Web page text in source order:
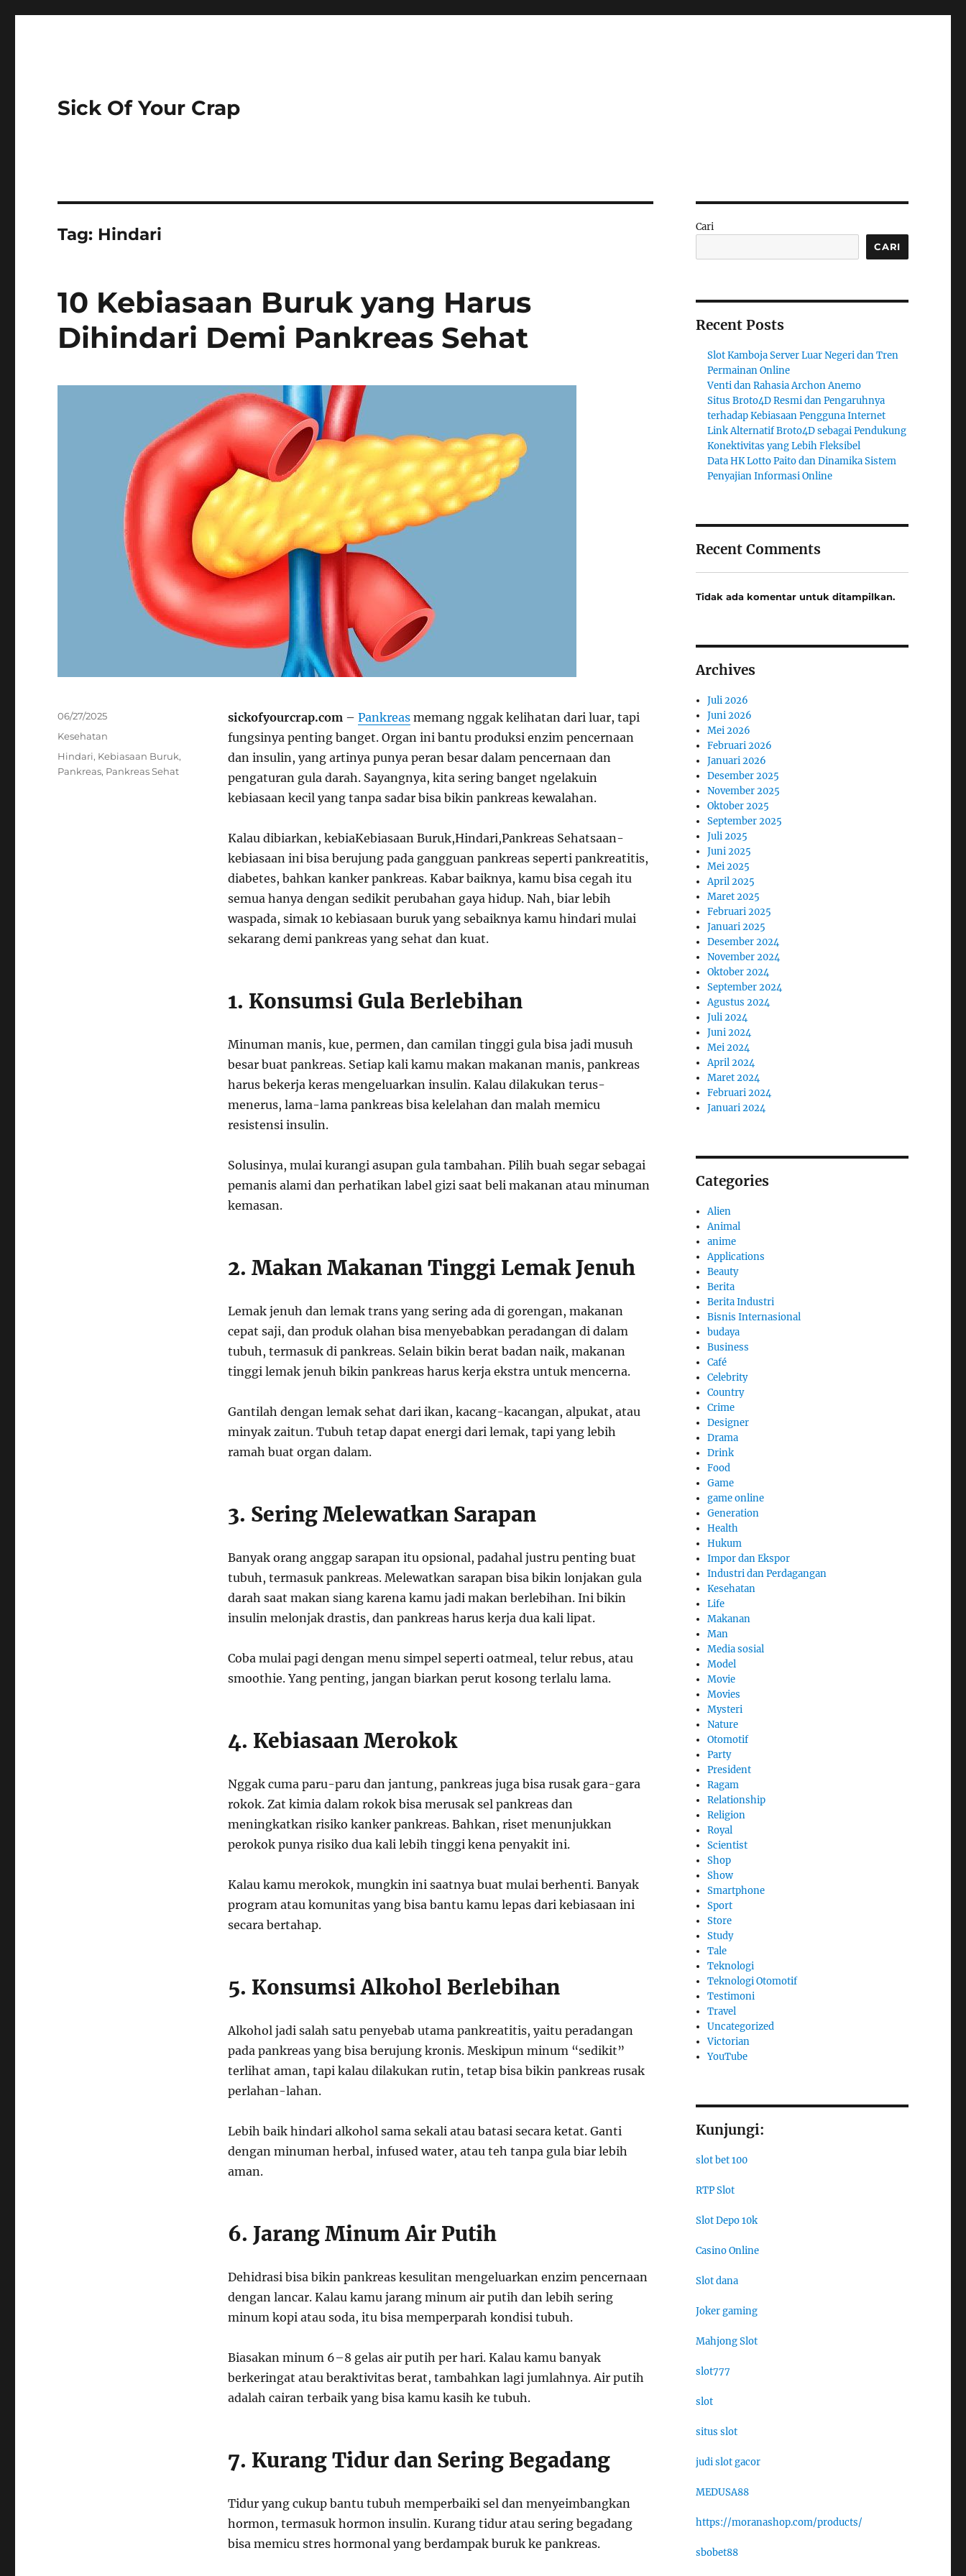
Sick Of Your Crap
Tag: Hindari
10 Kebiasaan Buruk yang Harus
Dihindari Demi Pankreas Sehat
sickofyourcrap.com – Pankreasmemang nggak kelihatan dari luar, tapi
fungsinya penting banget. Organ ini bantu produksi enzim pencernaan
dan insulin, yang artinya punya peran besar dalam pencernaan dan
pengaturan gula darah. Sayangnya, kita sering banget ngelakuin
kebiasaan kecil yang tanpa sadar bisa bikin pankreas kewalahan.
Kalau dibiarkan, kebiaKebiasaan Buruk,Hindari,Pankreas Sehatsaan-
kebiasaan ini bisa berujung pada gangguan pankreas seperti pankreatitis,
diabetes, bahkan kanker pankreas. Kabar baiknya, kamu bisa cegah itu
semua hanya dengan sedikit perubahan gaya hidup. Nah, biar lebih
waspada, simak 10 kebiasaan buruk yang sebaiknya kamu hindari mulai
sekarang demi pankreas yang sehat dan kuat.
1. Konsumsi Gula Berlebihan
Minuman manis, kue, permen, dan camilan tinggi gula bisa jadi musuh
besar buat pankreas. Setiap kali kamu makan makanan manis, pankreas
harus bekerja keras mengeluarkan insulin. Kalau dilakukan terus-
menerus, lama-lama pankreas bisa kelelahan dan malah memicu
resistensi insulin.
Solusinya, mulai kurangi asupan gula tambahan. Pilih buah segar sebagai
pemanis alami dan perhatikan label gizi saat beli makanan atau minuman
kemasan.
2. Makan Makanan Tinggi Lemak Jenuh
Lemak jenuh dan lemak trans yang sering ada di gorengan, makanan
cepat saji, dan produk olahan bisa menyebabkan peradangan di dalam
tubuh, termasuk di pankreas. Selain bikin berat badan naik, makanan
tinggi lemak jenuh bikin pankreas harus kerja ekstra untuk mencerna.
Gantilah dengan lemak sehat dari ikan, kacang-kacangan, alpukat, atau
minyak zaitun. Tubuh tetap dapat energi dari lemak, tapi yang lebih
ramah buat organ dalam.
3. Sering Melewatkan Sarapan
Banyak orang anggap sarapan itu opsional, padahal justru penting buat
tubuh, termasuk pankreas. Melewatkan sarapan bisa bikin lonjakan gula
darah saat makan siang karena kamu jadi makan berlebihan. Ini bikin
insulin melonjak drastis, dan pankreas harus kerja dua kali lipat.
Coba mulai pagi dengan menu simpel seperti oatmeal, telur rebus, atau
smoothie. Yang penting, jangan biarkan perut kosong terlalu lama.
4. Kebiasaan Merokok
Nggak cuma paru-paru dan jantung, pankreas juga bisa rusak gara-gara
rokok. Zat kimia dalam rokok bisa merusak sel pankreas dan
meningkatkan risiko kanker pankreas. Bahkan, riset menunjukkan
perokok punya risiko dua kali lebih tinggi kena penyakit ini.
Kalau kamu merokok, mungkin ini saatnya buat mulai berhenti. Banyak
program atau komunitas yang bisa bantu kamu lepas dari kebiasaan ini
secara bertahap.
5. Konsumsi Alkohol Berlebihan
Alkohol jadi salah satu penyebab utama pankreatitis, yaitu peradangan
pada pankreas yang bisa berujung kronis. Meskipun minum “sedikit”
terlihat aman, tapi kalau dilakukan rutin, tetap bisa bikin pankreas rusak
perlahan-lahan.
Lebih baik hindari alkohol sama sekali atau batasi secara ketat. Ganti
dengan minuman herbal, infused water, atau teh tanpa gula biar lebih
aman.
6. Jarang Minum Air Putih
Dehidrasi bisa bikin pankreas kesulitan mengeluarkan enzim pencernaan
dengan lancar. Kalau kamu jarang minum air putih dan lebih sering
minum kopi atau soda, itu bisa memperparah kondisi tubuh.
Biasakan minum 6–8 gelas air putih per hari. Kalau kamu banyak
berkeringat atau beraktivitas berat, tambahkan lagi jumlahnya. Air putih
adalah cairan terbaik yang bisa kamu kasih ke tubuh.
7. Kurang Tidur dan Sering Begadang
Tidur yang cukup bantu tubuh memperbaiki sel dan menyeimbangkan
hormon, termasuk hormon insulin. Kurang tidur atau sering begadang
bisa memicu stres hormonal yang berdampak buruk ke pankreas.
Posted
06/27/2025
Categories
Kesehatan
Tags
Hindari, Kebiasaan Buruk,
Pankreas, Pankreas Sehat
Cari
CARI
Recent Posts
Slot Kamboja Server Luar Negeri dan Tren
Permainan Online
Venti dan Rahasia Archon Anemo
Situs Broto4D Resmi dan Pengaruhnya
terhadap Kebiasaan Pengguna Internet
Link Alternatif Broto4D sebagai Pendukung
Konektivitas yang Lebih Fleksibel
Data HK Lotto Paito dan Dinamika Sistem
Penyajian Informasi Online
Recent Comments
Tidak ada komentar untuk ditampilkan.
Archives
Juli 2026
Juni 2026
Mei 2026
Februari 2026
Januari 2026
Desember 2025
November 2025
Oktober 2025
September 2025
Juli 2025
Juni 2025
Mei 2025
April 2025
Maret 2025
Februari 2025
Januari 2025
Desember 2024
November 2024
Oktober 2024
September 2024
Agustus 2024
Juli 2024
Juni 2024
Mei 2024
April 2024
Maret 2024
Februari 2024
Januari 2024
Categories
Alien
Animal
anime
Applications
Beauty
Berita
Berita Industri
Bisnis Internasional
budaya
Business
Café
Celebrity
Country
Crime
Designer
Drama
Drink
Food
Game
game online
Generation
Health
Hukum
Impor dan Ekspor
Industri dan Perdagangan
Kesehatan
Life
Makanan
Man
Media sosial
Model
Movie
Movies
Mysteri
Nature
Otomotif
Party
President
Ragam
Relationship
Religion
Royal
Scientist
Shop
Show
Smartphone
Sport
Store
Study
Tale
Teknologi
Teknologi Otomotif
Testimoni
Travel
Uncategorized
Victorian
YouTube
Kunjungi:
slot bet 100
RTP Slot
Slot Depo 10k
Casino Online
Slot dana
Joker gaming
Mahjong Slot
slot777
slot
situs slot
judi slot gacor
MEDUSA88
https://moranashop.com/products/
sbobet88